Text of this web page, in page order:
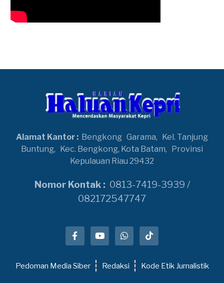
Alamat Kantor : Bengkong Garama,
Kel. Tanjung
Buntung,
Kec. Bengkong, Kota Batam,
Provinsi
Kepulauan Riau 29432
Nomor Kontak : 0813-7419-3939 /
082172547747
Pedoman Media Siber Redaksi Kode Etik Jurnalistik